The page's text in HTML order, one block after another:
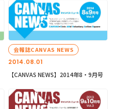
2014.08.01
会報誌CANVAS NEWS
【CANVAS NEWS】2014年8・9月号